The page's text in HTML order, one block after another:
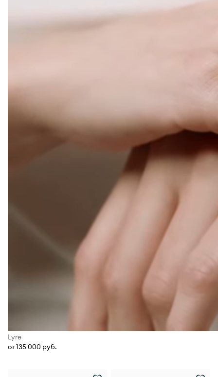
Lyre
от 135 000 руб.